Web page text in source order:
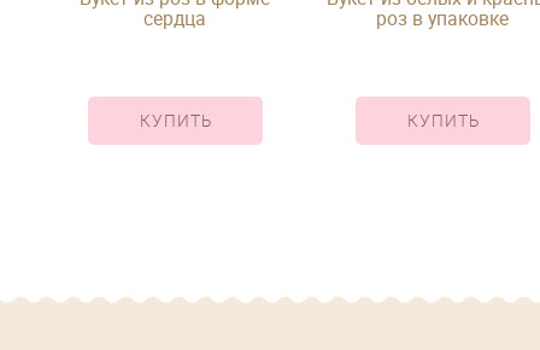
сердца
КУПИТЬ
роз в упаковке
КУПИТЬ